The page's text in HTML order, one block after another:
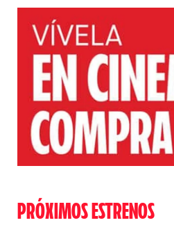
PRÓXIMOS ESTRENOS